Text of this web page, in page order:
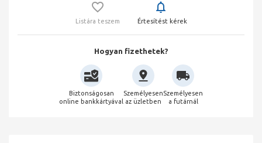
Listára teszem Értesítést kérek
Hogyan fizethetek?
Biztonságosan
online bankkártyával
Személyesen
az üzletben
Személyesen
a futárnál